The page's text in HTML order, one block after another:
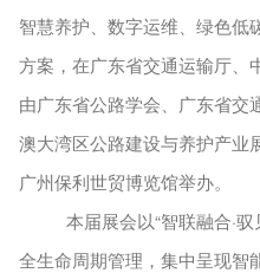
智慧养护、数字运维、绿色低
方案，在广东省交通运输厅、
由广东省公路学会、广东省交
澳大湾区公路建设与养护产业
广州保利世贸博览馆举办。
本届展会以“智联融合·
全生命周期管理，集中呈现智